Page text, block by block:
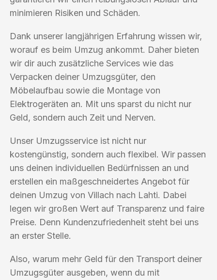
minimieren Risiken und Schäden.
Dank unserer langjährigen Erfahrung wissen wir,
worauf es beim Umzug ankommt. Daher bieten
wir dir auch zusätzliche Services wie das
Verpacken deiner Umzugsgüter, den
Möbelaufbau sowie die Montage von
Elektrogeräten an. Mit uns sparst du nicht nur
Geld, sondern auch Zeit und Nerven.
Unser Umzugsservice ist nicht nur
kostengünstig, sondern auch flexibel. Wir passen
uns deinen individuellen Bedürfnissen an und
erstellen ein maßgeschneidertes Angebot für
deinen Umzug von Villach nach Lahti. Dabei
legen wir großen Wert auf Transparenz und faire
Preise. Denn Kundenzufriedenheit steht bei uns
an erster Stelle.
Also, warum mehr Geld für den Transport deiner
Umzugsgüter ausgeben, wenn du mit